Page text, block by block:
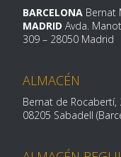
BARCELONA Bernat
MADRID Avda.
309 – 28050 Madrid
ALMACÉN
Bernat de Rocabertí,
08205 Sabadell